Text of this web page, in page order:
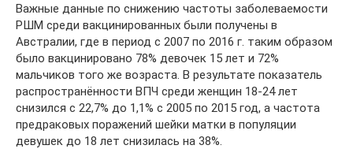
Важные данные по снижению частоты заболеваемости
РШМ среди вакцинированных были получены в
Австралии, где в период с 2007 по 2016 г. таким образом
было вакцинировано 78% девочек 15 лет и 72%
мальчиков того же возраста. В результате показатель
распространённости ВПЧ среди женщин 18‑24 лет
снизился с 22,7% до 1,1% с 2005 по 2015 год, а частота
предраковых поражений шейки матки в популяции
девушек до 18 лет снизилась на 38%.